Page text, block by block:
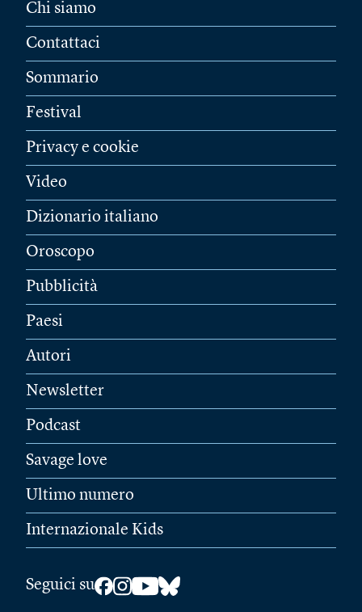
Chi siamo
Contattaci
Sommario
Festival
Privacy e cookie
Video
Dizionario italiano
Oroscopo
Pubblicità
Paesi
Autori
Newsletter
Podcast
Savage love
Ultimo numero
Internazionale Kids
Seguici su